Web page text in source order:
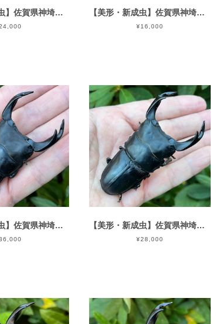
【美形・新成虫】佐賀県神埼郡神埼町産”オオクワガタペア（♂80mm） # 8153−201 【美形・新成虫】佐賀県神埼郡神埼町産”オオクワガタペア（♂79mm） # 8153−201
¥16,000
【美形・新成虫】佐賀県神埼郡神埼町産”オオクワガタペア（♂82mm） # 81541111−001 【美形・新成虫】佐賀県神埼郡神埼町産”オオクワガタペア（♂81mm） # 81541111−001
¥28,000